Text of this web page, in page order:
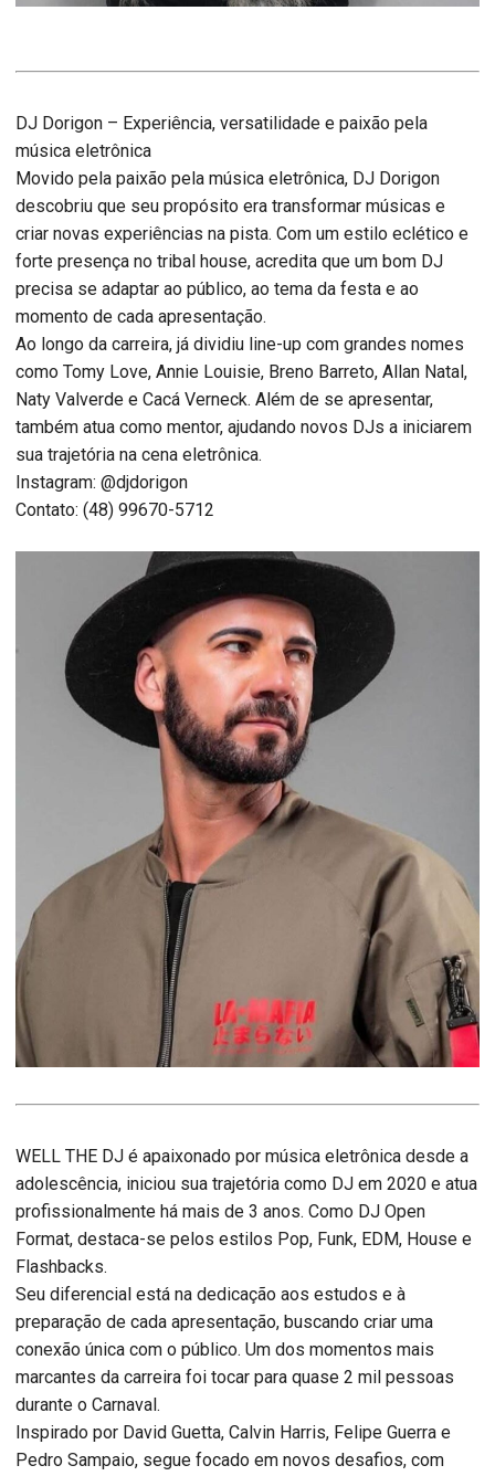
DJ Dorigon – Experiência, versatilidade e paixão pela
música eletrônica
Movido pela paixão pela música eletrônica, DJ Dorigon
descobriu que seu propósito era transformar músicas e
criar novas experiências na pista. Com um estilo eclético e
forte presença no tribal house, acredita que um bom DJ
precisa se adaptar ao público, ao tema da festa e ao
momento de cada apresentação.
Ao longo da carreira, já dividiu line-up com grandes nomes
como Tomy Love, Annie Louisie, Breno Barreto, Allan Natal,
Naty Valverde e Cacá Verneck. Além de se apresentar,
também atua como mentor, ajudando novos DJs a iniciarem
sua trajetória na cena eletrônica.
Instagram: @djdorigon
Contato: (48) 99670-5712
WELL THE DJ é apaixonado por música eletrônica desde a
adolescência, iniciou sua trajetória como DJ em 2020 e atua
profissionalmente há mais de 3 anos. Como DJ Open
Format, destaca-se pelos estilos Pop, Funk, EDM, House e
Flashbacks.
Seu diferencial está na dedicação aos estudos e à
preparação de cada apresentação, buscando criar uma
conexão única com o público. Um dos momentos mais
marcantes da carreira foi tocar para quase 2 mil pessoas
durante o Carnaval.
Inspirado por David Guetta, Calvin Harris, Felipe Guerra e
Pedro Sampaio, segue focado em novos desafios, com